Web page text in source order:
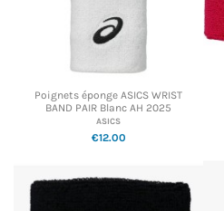
Poignets éponge ASICS WRIST
BAND PAIR Blanc AH 2025
ASICS
€12.00